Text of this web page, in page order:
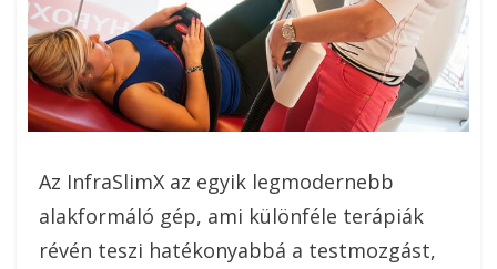
Az InfraSlimX az egyik legmodernebb
alakformáló gép, ami különféle terápiák
révén teszi hatékonyabbá a testmozgást,